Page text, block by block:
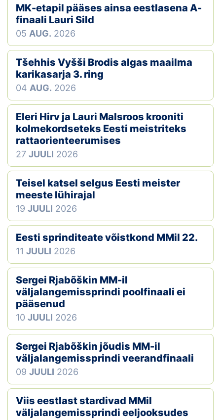
MK-etapil pääses ainsa eestlasena A-
finaali Lauri Sild
05 AUG. 2026
Tšehhis Vyšši Brodis algas maailma
karikasarja 3. ring
04 AUG. 2026
Eleri Hirv ja Lauri Malsroos krooniti
kolmekordseteks Eesti meistriteks
rattaorienteerumises
27 JUULI 2026
Teisel katsel selgus Eesti meister
meeste lühirajal
19 JUULI 2026
Eesti sprinditeate võistkond MMil 22.
11 JUULI 2026
Sergei Rjabõškin MM-il
väljalangemissprindi poolfinaali ei
pääsenud
10 JUULI 2026
Sergei Rjabõškin jõudis MM-il
väljalangemissprindi veerandfinaali
09 JUULI 2026
Viis eestlast stardivad MMil
väljalangemissprindi eeljooksudes